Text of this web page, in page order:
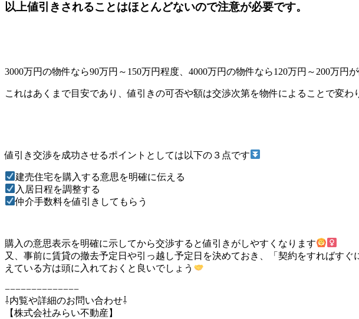
以上値引きされることはほとんどないので注意が必要です。
3000万円の物件なら90万円～150万円程度、4000万円の物件なら120万円～200万円
これはあくまで目安であり、値引きの可否や額は交渉次第を物件によることで変わ
値引き交渉を成功させるポイントとしては以下の３点です
建売住宅を購入する意思を明確に伝える
入居日程を調整する
仲介手数料を値引きしてもらう
購入の意思表示を明確に示してから交渉すると値引きがしやすくなります
又、事前に賃貸の撤去予定日や引っ越し予定日を決めておき、「契約をすればす
えている方は頭に入れておくと良いでしょう
−−−−−−−−−−−−−−
⇩内覧や詳細のお問い合わせ⇩
【株式会社みらい不動産】